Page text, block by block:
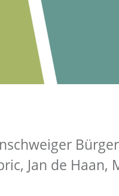
Jan de